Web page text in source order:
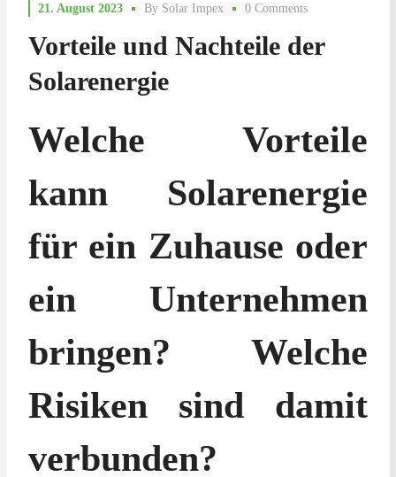
21. August 2023 By Solar Impex 0 Comments
Vorteile und Nachteile der
Solarenergie
Welche Vorteile
kann Solarenergie
für ein Zuhause oder
ein Unternehmen
bringen? Welche
Risiken sind damit
verbunden?